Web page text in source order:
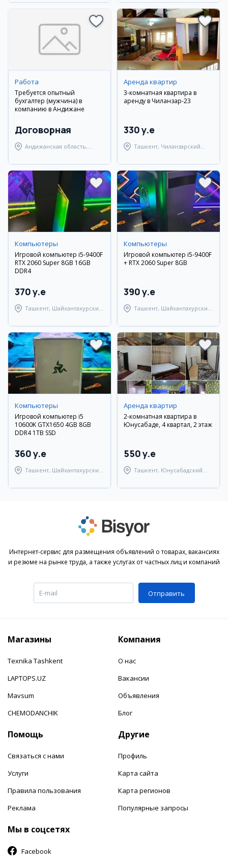
Работа
Требуется опытный
бухгалтер (мужчина) в
компанию в Андижане
Договорная
Андижанская область,
Аренда квартир
3-комнатная квартира в
аренду в Чиланзар-23
330 y.e
Ташкент, Чиланзарский
Компьютеры
Игровой компьютер i5-9400F
RTX 2060 Super 8GB 16GB
DDR4
370 y.e
Ташкент, Шайхантахурский
Компьютеры
Игровой компьютер i5-9400F
+ RTX 2060 Super 8GB
390 y.e
Ташкент, Шайхантахурский
Компьютеры
Игровой компьютер i5
10600K GTX1650 4GB 8GB
DDR4 1TB SSD
360 y.e
Ташкент, Шайхантахурский
Аренда квартир
2-комнатная квартира в
Юнусабаде, 4 квартал, 2 этаж
550 y.e
Ташкент, Юнусабадский
Интернет-сервис для размещения объявлений о товарах, вакансиях
и резюме на рынке труда, а также услугах от частных лиц и компаний
Отправить
Магазины
Texnika Tashkent
LAPTOPS.UZ
Mavsum
CHEMODANCHIK
Компания
О нас
Вакансии
Объявления
Блог
Помощь
Связаться с нами
Услуги
Правила пользования
Реклама
Другие
Профиль
Карта сайта
Карта регионов
Популярные запросы
Мы в соцсетях
Facebook